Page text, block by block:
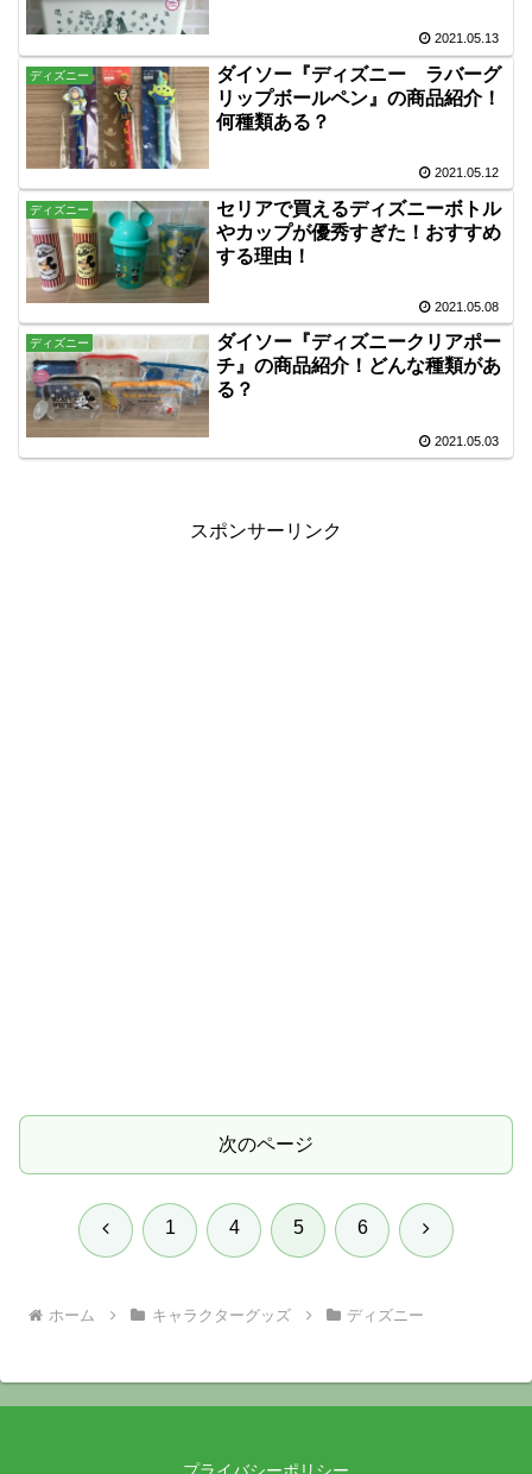
2021.05.13
ディズニー
ダイソー『ディズニー ラバーグ
リップボールペン』の商品紹介！
何種類ある？
2021.05.12
ディズニー
セリアで買えるディズニーボトル
やカップが優秀すぎた！おすすめ
する理由！
2021.05.08
ディズニー
ダイソー『ディズニークリアポー
チ』の商品紹介！どんな種類があ
る？
2021.05.03
スポンサーリンク
次のページ
前 1 4 5 6 次
ホーム キャラクターグッズ ディズニー
プライバシーポリシー